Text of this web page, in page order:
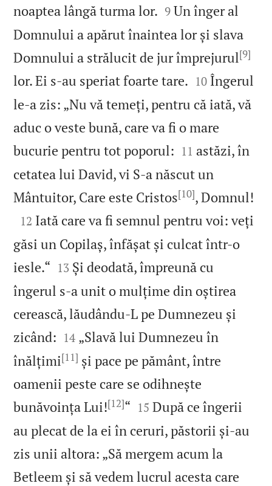
noaptea lângă turma lor. 

9 Un înger al
Domnului a apărut înaintea lor și slava
Domnului a strălucit de jur împrejurul[9]
lor. Ei s‑au speriat foarte tare. 

10 Îngerul
le‑a zis: „Nu vă temeți, pentru că iată, vă
aduc o veste bună, care va fi o mare
bucurie pentru tot poporul: 

11 astăzi, în
cetatea lui David, vi S‑a născut un
Mântuitor, Care este Cristos[10], Domnul!

12 Iată care va fi semnul pentru voi: veți
găsi un Copilaș, înfășat și culcat într‑o
iesle.“ 

13 Și deodată, împreună cu
îngerul s‑a unit o mulțime din oștirea
cerească, lăudându‑L pe Dumnezeu și
zicând: 

14 „Slavă lui Dumnezeu în
înălțimi[11] și pace pe pământ, între
oamenii peste care se odihnește
bunăvoința Lui![12]“ 

15 După ce îngerii
au plecat de la ei în ceruri, păstorii și‑au
zis unii altora: „Să mergem acum la
Betleem și să vedem lucrul acesta care